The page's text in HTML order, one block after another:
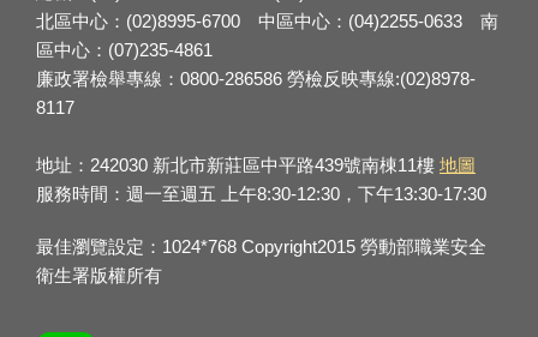
北區中心：(02)8995-6700 中區中心：(04)2255-0633 南
區中心：(07)235-4861
廉政署檢舉專線：0800-286586 勞檢反映專線:(02)8978-
8117
地址：242030 新北市新莊區中平路439號南棟11樓 地圖
服務時間：週一至週五 上午8:30-12:30，下午13:30-17:30
最佳瀏覽設定：1024*768 Copyright2015 勞動部職業安全
衛生署版權所有